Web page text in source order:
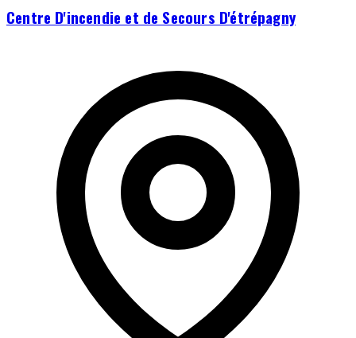
Centre D'incendie et de Secours D'étrépagny